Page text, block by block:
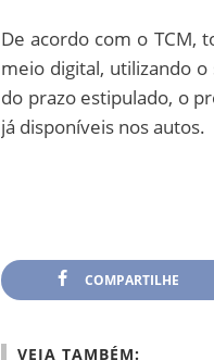
De acordo com o TCM,
meio digital, utilizando
do prazo estipulado, o
já disponíveis nos autos.
COMPARTILHE
VEJA TAMBÉM: